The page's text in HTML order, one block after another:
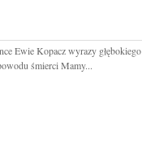
Ewie Kopacz wyrazy głębokiego
śmierci Mamy...